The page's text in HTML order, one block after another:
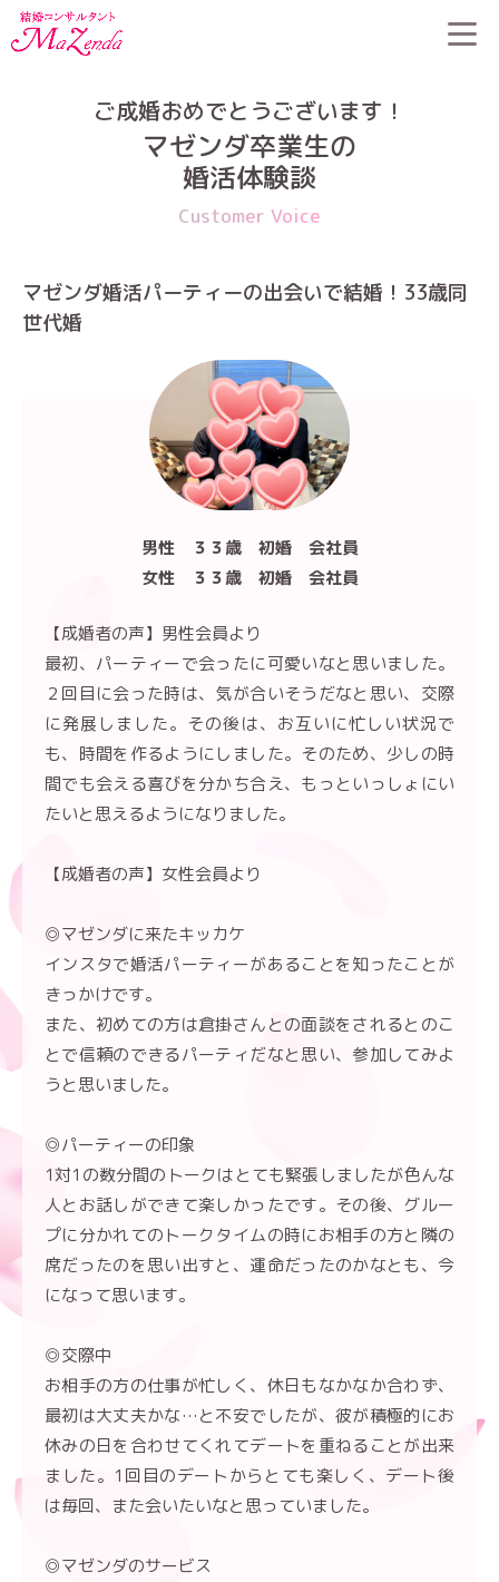
ご成婚おめでとうございます！
マゼンダ卒業生の
婚活体験談
Customer Voice
33歳同世代婚
マゼンダ婚活パーティーの出会いで結婚！33歳同
世代婚
男性 ３３歳 初婚 会社員
女性 ３３歳 初婚 会社員
【成婚者の声】男性会員より
最初、パーティーで会ったに可愛いなと思いました。
２回目に会った時は、気が合いそうだなと思い、交際
に発展しました。その後は、お互いに忙しい状況で
も、時間を作るようにしました。そのため、少しの時
間でも会える喜びを分かち合え、もっといっしょにい
たいと思えるようになりました。
【成婚者の声】女性会員より
◎マゼンダに来たキッカケ
インスタで婚活パーティーがあることを知ったことが
きっかけです。
また、初めての方は倉掛さんとの面談をされるとのこ
とで信頼のできるパーティだなと思い、参加してみよ
うと思いました。
◎パーティーの印象
1対1の数分間のトークはとても緊張しましたが色んな
人とお話しができて楽しかったです。その後、グルー
プに分かれてのトークタイムの時にお相手の方と隣の
席だったのを思い出すと、運命だったのかなとも、今
になって思います。
◎交際中
お相手の方の仕事が忙しく、休日もなかなか合わず、
最初は大丈夫かな…と不安でしたが、彼が積極的にお
休みの日を合わせてくれてデートを重ねることが出来
ました。1回目のデートからとても楽しく、デート後
は毎回、また会いたいなと思っていました。
◎マゼンダのサービス